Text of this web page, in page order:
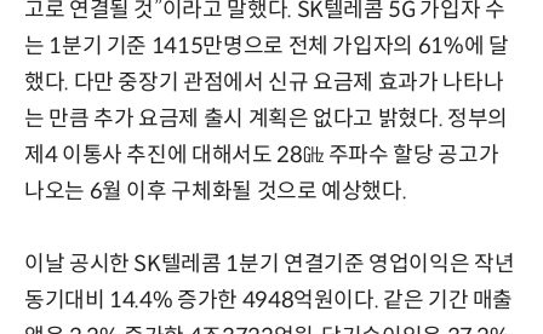
고로 연결될 것”이라고 말했다. SK텔레콤 5G 가입자 수
는 1분기 기준 1415만명으로 전체 가입자의 61%에 달
했다. 다만 중장기 관점에서 신규 요금제 효과가 나타나
는 만큼 추가 요금제 출시 계획은 없다고 밝혔다. 정부의
제4 이통사 추진에 대해서도 28㎓ 주파수 할당 공고가
나오는 6월 이후 구체화될 것으로 예상했다.
이날 공시한 SK텔레콤 1분기 연결기준 영업이익은 작년
동기대비 14.4% 증가한 4948억원이다. 같은 기간 매출